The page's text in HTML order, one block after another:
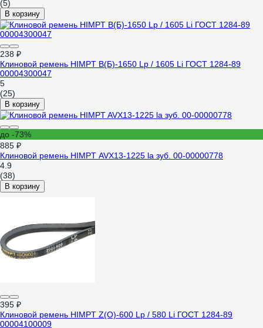
(5)
В корзину
238 ₽
Клиновой ремень HIMPT В(Б)-1650 Lp / 1605 Li ГОСТ 1284-89
00004300047
5
(25)
В корзину
до -73%
885 ₽
Клиновой ремень HIMPT AVX13-1225 la зуб. 00-00000778
4.9
(38)
В корзину
395 ₽
Клиновой ремень HIMPT Z(O)-600 Lp / 580 Li ГОСТ 1284-89
00004100009